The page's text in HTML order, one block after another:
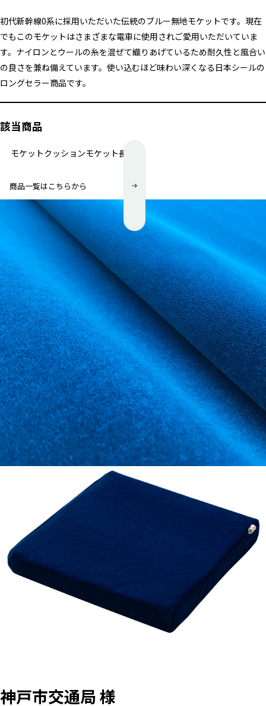
初代新幹線0系に採用いただいた伝統のブルー無地モケットです。現在
でもこのモケットはさまざまな電車に使用されご愛用いただいていま
す。ナイロンとウールの糸を混ぜて織りあげているため耐久性と風合い
の良さを兼ね備えています。使い込むほど味わい深くなる日本シールの
ロングセラー商品です。
該当商品
モケットクッションモケット長財布
商品一覧はこちらから
神戸市交通局 様